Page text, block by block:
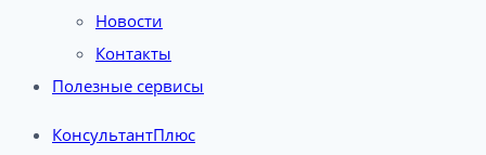
Новости
Контакты
Полезные сервисы
КонсультантПлюс